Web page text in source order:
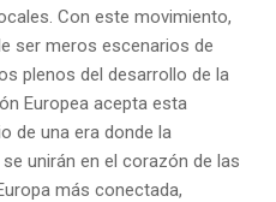
Con este movimiento,
ser meros escenarios de
plenos del desarrollo de la
Europea acepta esta
de una era donde la
unirán en el corazón de las
más conectada,